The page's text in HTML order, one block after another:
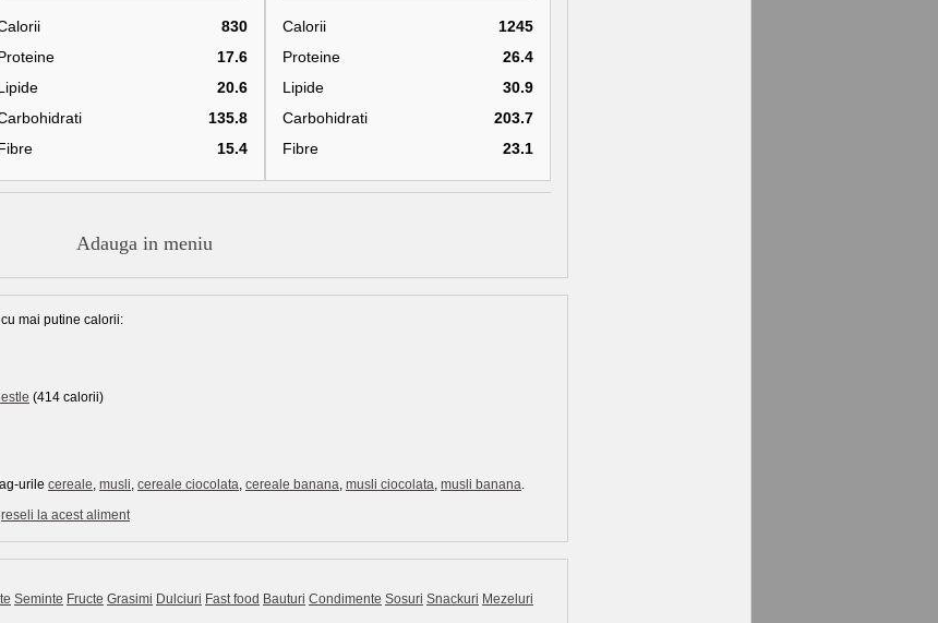
830
17.6
20.6
135.8
15.4
Calorii
1245
Proteine
26.4
Lipide
30.9
Carbohidrati
203.7
Fibre
23.1
Adauga in meniu
mai putine calorii:
(414 calorii)
urile cereale, musli, cereale ciocolata, cereale banana, musli ciocolata, musli banana.
la acest aliment
Seminte Fructe Grasimi Dulciuri Fast food Bauturi Condimente Sosuri Snackuri Mezeluri